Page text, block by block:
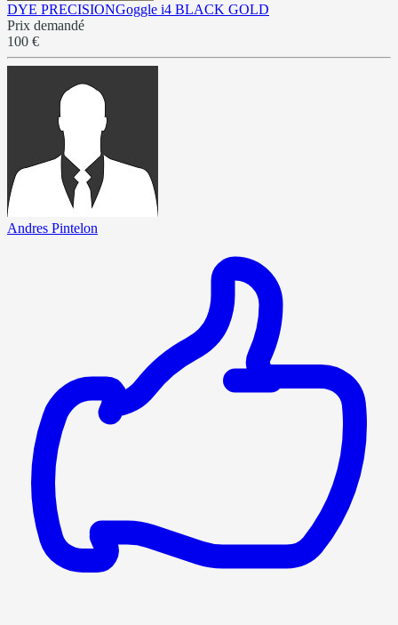
DYE PRECISIONGoggle i4 BLACK GOLD
Prix demandé
100 €
Andres Pintelon